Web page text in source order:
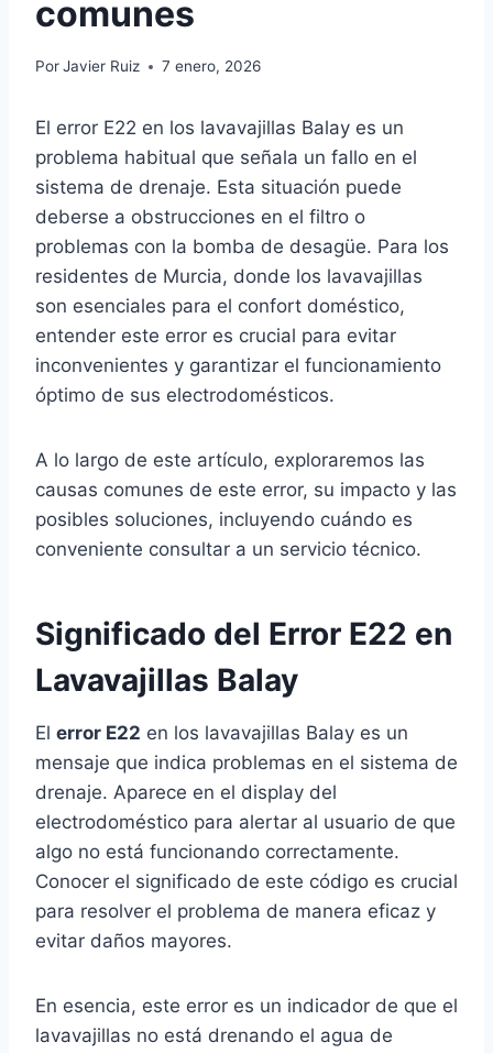
comunes
PorJavier Ruiz 7 enero, 2026
El error E22 en los lavavajillas Balay es un
problema habitual que señala un fallo en el
sistema de drenaje. Esta situación puede
deberse a obstrucciones en el filtro o
problemas con la bomba de desagüe. Para los
residentes de Murcia, donde los lavavajillas
son esenciales para el confort doméstico,
entender este error es crucial para evitar
inconvenientes y garantizar el funcionamiento
óptimo de sus electrodomésticos.
A lo largo de este artículo, exploraremos las
causas comunes de este error, su impacto y las
posibles soluciones, incluyendo cuándo es
conveniente consultar a un servicio técnico.
Significado del Error E22 en
Lavavajillas Balay
El error E22 en los lavavajillas Balay es un
mensaje que indica problemas en el sistema de
drenaje. Aparece en el display del
electrodoméstico para alertar al usuario de que
algo no está funcionando correctamente.
Conocer el significado de este código es crucial
para resolver el problema de manera eficaz y
evitar daños mayores.
En esencia, este error es un indicador de que el
lavavajillas no está drenando el agua de